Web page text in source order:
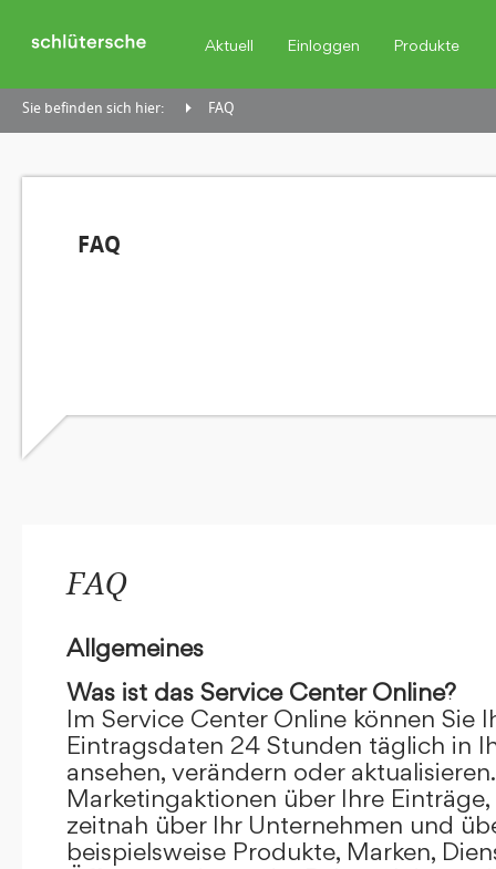
Aktuell Einloggen Produkte
Sie befinden sich hier: FAQ
FAQ
FAQ
Allgemeines
Was ist das Service Center Online?
Im Service Center Online können Sie
Eintragsdaten 24 Stunden täglich in
ansehen, verändern oder
Marketingaktionen über Ihre
zeitnah über Ihr Unternehmen und
beispielsweise Produkte, Marken,